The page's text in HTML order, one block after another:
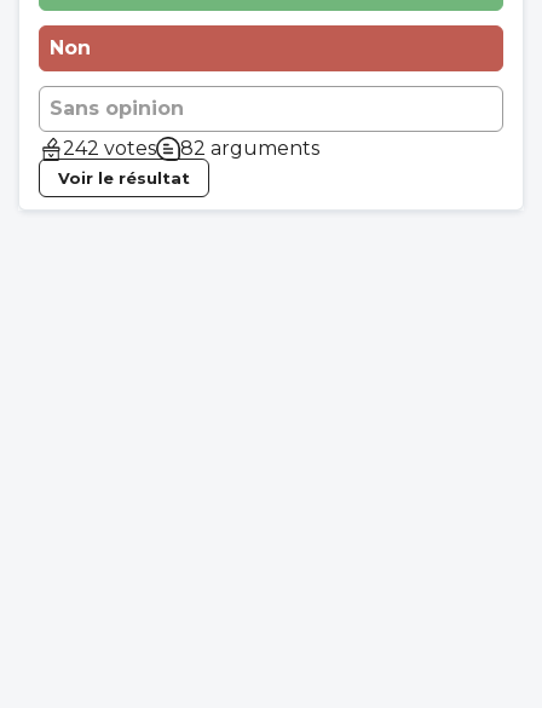
Non
Sans opinion
242 votes
82 arguments
Voir le résultat